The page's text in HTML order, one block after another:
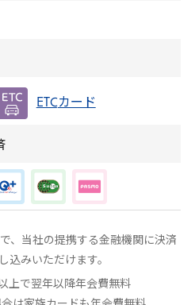
ETCカード
、当社の提携する金融機関に決済
込みいただけます。
上で翌年以降年会費無料